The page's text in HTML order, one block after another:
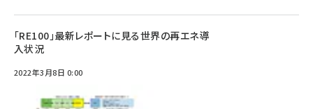
「RE100」最新レポートに見る世界の再エネ導
入状況
2022年3月8日 0:00